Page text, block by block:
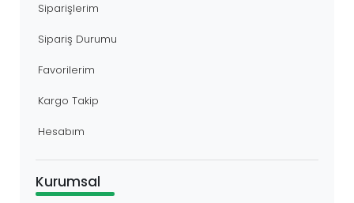
Siparişlerim
Sipariş Durumu
Favorilerim
Kargo Takip
Hesabım
Kurumsal